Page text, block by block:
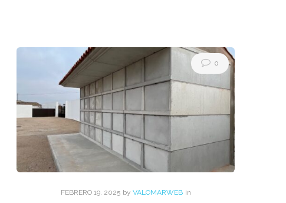
0
FEBRERO19. 2025 by VALOMARWEB in